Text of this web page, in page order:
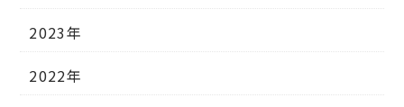
2023年
2022年